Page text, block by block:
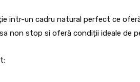
intr-un cadru natural perfect ce
non stop si oferă condiții ideale de